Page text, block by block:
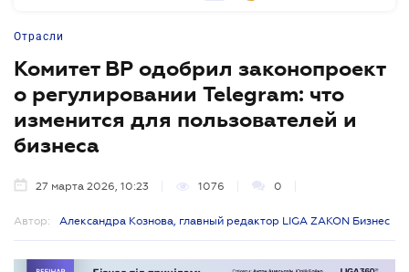
Отрасли
Комитет ВР одобрил законопроект
о регулировании Telegram: что
изменится для пользователей и
бизнеса
27 марта 2026, 10:23 1076 0
Автор: Александра Кознова, главный редактор LIGA ZAKON Бизнес